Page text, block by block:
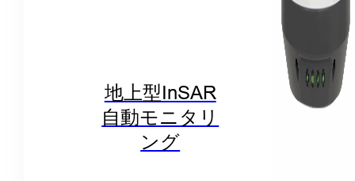
地上型InSAR
自動モニタリ
ング